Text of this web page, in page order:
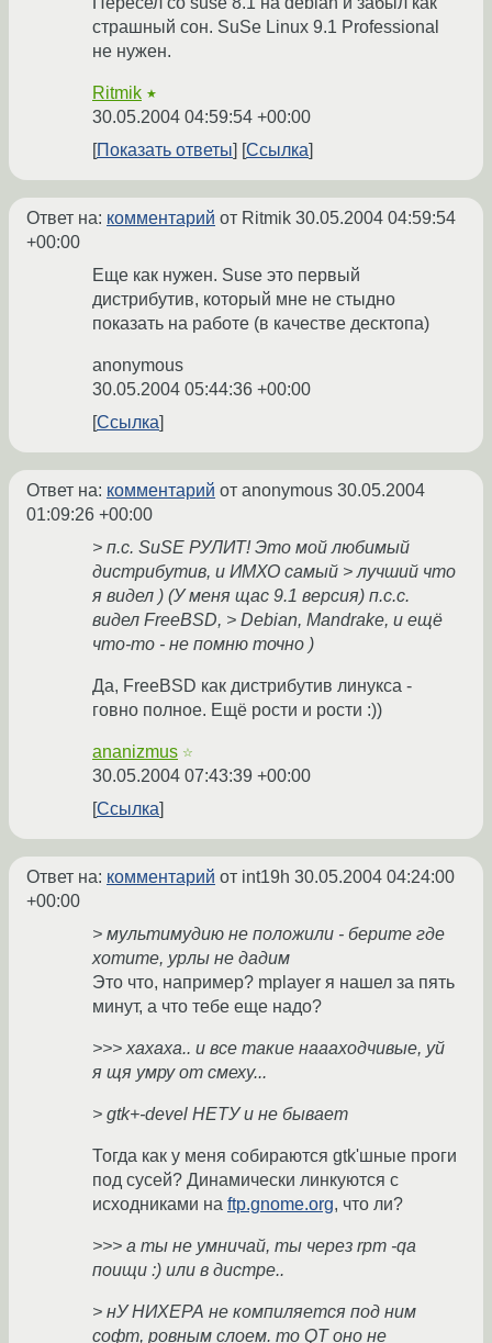
страшный сон. SuSe Linux 9.1 Professional
не нужен.
Ritmik ★
30.05.2004 04:59:54 +00:00
Показать ответы
Ссылка
Ответ на: комментарий от Ritmik 30.05.2004 04:59:54
+00:00
Еще как нужен. Suse это первый
дистрибутив, который мне не стыдно
показать на работе (в качестве десктопа)
anonymous
30.05.2004 05:44:36 +00:00
Ссылка
Ответ на: комментарий от anonymous 30.05.2004
01:09:26 +00:00
> п.с. SuSE РУЛИТ! Это мой любимый
дистрибутив, и ИМХО самый > лучший что
я видел ) (У меня щас 9.1 версия) п.с.с.
видел FreeBSD, > Debian, Mandrake, и ещё
что-то - не помню точно )
Да, FreeBSD как дистрибутив линукса -
говно полное. Ещё рости и рости :))
ananizmus ☆
30.05.2004 07:43:39 +00:00
Ссылка
Ответ на: комментарий от int19h 30.05.2004 04:24:00
+00:00
> мультимудию не положили - берите где
хотите, урлы не дадим
Это что, например? mplayer я нашел за пять
минут, а что тебе еще надо?
>>> хахаха.. и все такие наааходчивые, уй
я щя умру от смеху...
> gtk+-devel НЕТУ и не бывает
Тогда как у меня собираются gtk'шные проги
под сусей? Динамически линкуются с
исходниками на ftp.gnome.org, что ли?
>>> а ты не умничай, ты через rpm -qa
поищи :) или в дистре..
> нУ НИХЕРА не компиляется под ним
софт, ровным слоем. то QT оно не